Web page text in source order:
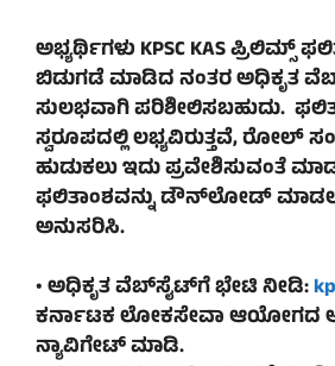
ಅಭ್ಯರ್ಥಿಗಳು KPSC KAS ಪ್ರಿಲಿಮ್ಸ್
ಬಿಡುಗಡೆ ಮಾಡಿದ ನಂತರ ಅಧಿಕೃತ
ಸುಲಭವಾಗಿ ಪರಿಶೀಲಿಸಬಹುದು.
ಸ್ವರೂಪದಲ್ಲಿ ಲಭ್ಯವಿರುತ್ತವೆ, ರೋಲ್
ಹುಡುಕಲು ಇದು ಪ್ರವೇಶಿಸುವಂತೆ
ಫಲಿತಾಂಶವನ್ನು ಡೌನ್‌ಲೋಡ್
ಅನುಸರಿಸಿ.
• ಅಧಿಕೃತ ವೆಬ್‌ಸೈಟ್‌ಗೆ ಭೇಟಿ ನೀಡಿ:
ಕರ್ನಾಟಕ ಲೋಕಸೇವಾ ಆಯೋಗದ
ನ್ಯಾವಿಗೇಟ್ ಮಾಡಿ.